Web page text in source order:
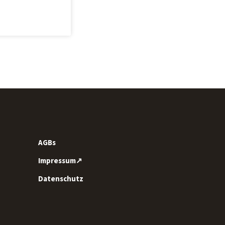
AGBs
Impressum↗
Datenschutz